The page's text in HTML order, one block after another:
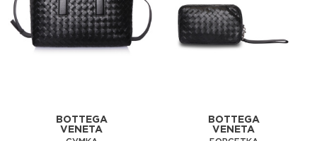
BOTTEGA
VENETA
BOTTEGA
VENETA